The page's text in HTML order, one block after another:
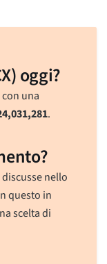
oggi?
con una
.
nello
questo in
scelta di